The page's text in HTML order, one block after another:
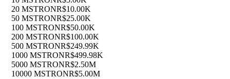
20 MSTRONR$10.00K
50 MSTRONR$25.00K
100 MSTRONR$50.00K
200 MSTRONR$100.00K
500 MSTRONR$249.99K
1000 MSTRONR$499.98K
5000 MSTRONR$2.50M
10000 MSTRONR$5.00M